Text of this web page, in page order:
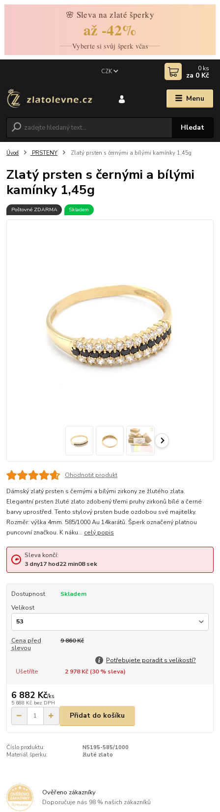
🌸 Sleva na zlaté šperky
až -42%
Vyberte si svůj šperk včas
Menu
CZK
Hledat
0 ks
za 0 Kč
Úvod PRSTENY Zlatý prsten s černými a bílými kamínky 1,45g
Zlatý prsten s černými a bílými
kamínky 1,45g
Poštovné ZDARMA Skladem
Ohodnotit produkt
Dámský zlatý prsten s černými a bílými zirkony ze žlutého zlata.
Elegantní prsten žluté zlato zdobený třemi pruhy zirkonů bílé a černé
barvy uprostřed. Tento stylový prsten bude ozdobou své majitelky.
Rozměr: výška 4mm. 585/1000 Au 14karátů. Šperk označený platnou
puncovní značkou. K náku... celý popis
Sleva končí:
3 dny17hod22min08sek
Dostupnost
Skladem
Velikost
Cena před
slevou
9 860 Kč
Potřebujete poradit s velikostí?
Ušetříte
2 978 Kč (30% sleva)
6 882 Kč/ks
5 688 Kč bez DPH
Přidat do košíku
Číslo produktu:
N5195-585/1000
Materiál šperku:
žluté zlato
Ověřeno zákazníky
Doporučuje nás 98 % našich zákazníků